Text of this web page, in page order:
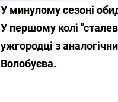
У минулому сезоні
У першому колі
ужгородці з
Волобуєва.